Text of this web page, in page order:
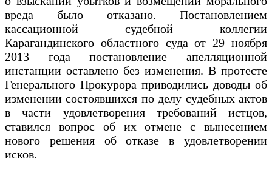
вреда было отказано. Постановлением
кассационной судебной коллегии
Карагандинского областного суда от 29 ноября
2013 года постановление апелляционной
инстанции оставлено без изменения. В протесте
Генерального Прокурора приводились доводы об
изменении состоявшихся по делу судебных актов
в части удовлетворения требований истцов,
ставился вопрос об их отмене с вынесением
нового решения об отказе в удовлетворении
исков.